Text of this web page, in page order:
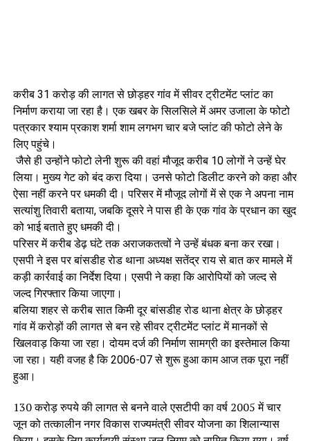
करीब 31 करोड़ की लागत से छोड़हर गांव में सीवर ट्रीटमेंट प्लांट का
निर्माण कराया जा रहा है। एक खबर के सिलसिले में अमर उजाला के फोटो
पत्रकार श्याम प्रकाश शर्मा शाम लगभग चार बजे प्लांट की फोटो लेने के
लिए पहुंचे।
जैसे ही उन्होंने फोटो लेनी शुरू की वहां मौजूद करीब 10 लोगों ने उन्हें घेर
लिया। मुख्य गेट को बंद करा दिया। उनसे फोटो डिलीट करने को कहा और
ऐसा नहीं करने पर धमकी दी। परिसर में मौजूद लोगों में से एक ने अपना नाम
सत्यांशु तिवारी बताया, जबकि दूसरे ने पास ही के एक गांव के प्रधान का खुद
को भाई बताते हुए धमकी दी।
परिसर में करीब डेढ़ घंटे तक अराजकतत्वों ने उन्हें बंधक बना कर रखा।
एसपी ने इस पर बांसडीह रोड थाना अध्यक्ष सतेंद्र राय से बात कर मामले में
कड़ी कार्रवाई का निर्देश दिया। एसपी ने कहा कि आरोपियों को जल्द से
जल्द गिरफ्तार किया जाएगा।
बलिया शहर से करीब सात किमी दूर बांसडीह रोड थाना क्षेत्र के छोड़हर
गांव में करोड़ों की लागत से बन रहे सीवर ट्रीटमेंट प्लांट में मानकों से
खिलवाड़ किया जा रहा। दोयम दर्ज की निर्माण सामग्री का इस्तेमाल किया
जा रहा। यही वजह है कि 2006-07 से शुरू हुआ काम आज तक पूरा नहीं
हुआ।
130 करोड़ रुपये की लागत से बनने वाले एसटीपी का वर्ष 2005 में चार
जून को तत्कालीन नगर विकास राज्यमंत्री सीवर योजना का शिलान्यास